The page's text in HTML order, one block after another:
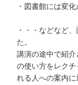
・図書館には変
・・・などなど
た。
講演の途中で紹
の使い方をレク
れる人への案内に